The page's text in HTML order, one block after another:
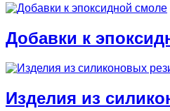
Добавки к
Изделия из